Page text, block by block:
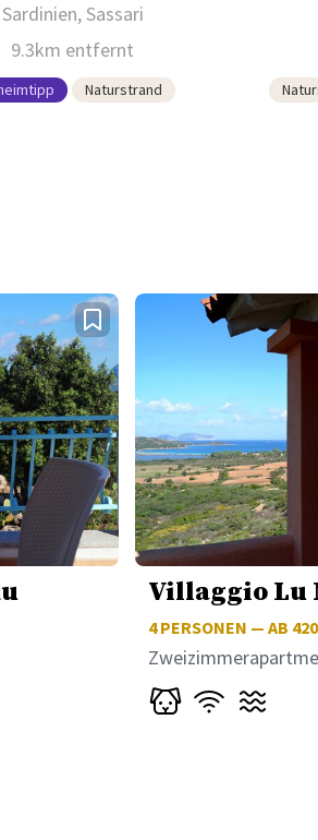
Sardinien, Sassari
9.3km entfernt
Naturstrand
Villaggio Lu
4PERSONEN — AB